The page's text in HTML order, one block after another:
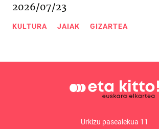
2026/07/23
KULTURA JAIAK GIZARTEA
Urkizu pasealekua 11